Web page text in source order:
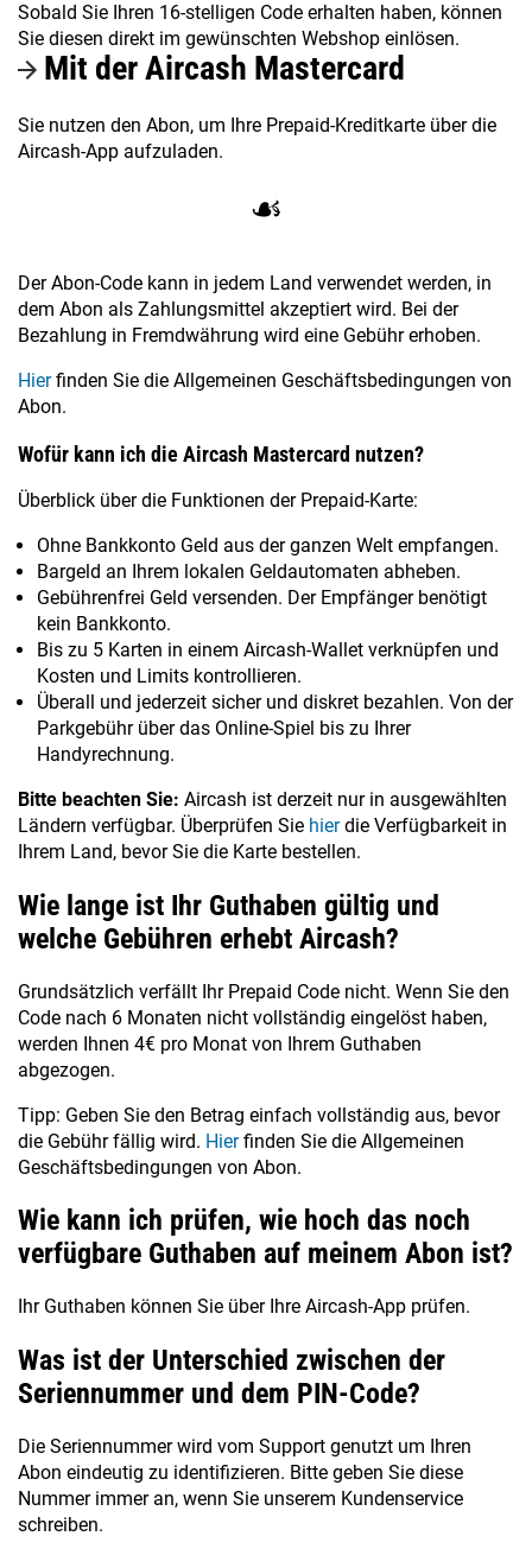
Sobald Sie Ihren 16-stelligen Code erhalten haben, können
Sie diesen direkt im gewünschten Webshop einlösen.
Mit der Aircash Mastercard
Sie nutzen den Abon, um Ihre Prepaid-Kreditkarte über die
Aircash-App aufzuladen.
☙
Der Abon-Code kann in jedem Land verwendet werden, in
dem Abon als Zahlungsmittel akzeptiert wird. Bei der
Bezahlung in Fremdwährung wird eine Gebühr erhoben.
Hierfinden Sie die Allgemeinen Geschäftsbedingungen von
Abon.
Wofür kann ich die Aircash Mastercard nutzen?
Überblick über die Funktionen der Prepaid-Karte:
Ohne Bankkonto Geld aus der ganzen Welt empfangen.
Bargeld an Ihrem lokalen Geldautomaten abheben.
Gebührenfrei Geld versenden. Der Empfänger benötigt
kein Bankkonto.
Bis zu 5 Karten in einem Aircash-Wallet verknüpfen und
Kosten und Limits kontrollieren.
Überall und jederzeit sicher und diskret bezahlen. Von der
Parkgebühr über das Online-Spiel bis zu Ihrer
Handyrechnung.
Bitte beachten Sie: Aircash ist derzeit nur in ausgewählten
Ländern verfügbar. Überprüfen Sie hierdie Verfügbarkeit in
Ihrem Land, bevor Sie die Karte bestellen.
Wie lange ist Ihr Guthaben gültig und
welche Gebühren erhebt Aircash?
Grundsätzlich verfällt Ihr Prepaid Code nicht. Wenn Sie den
Code nach 6 Monaten nicht vollständig eingelöst haben,
werden Ihnen 4€ pro Monat von Ihrem Guthaben
abgezogen.
Tipp: Geben Sie den Betrag einfach vollständig aus, bevor
die Gebühr fällig wird. Hierfinden Sie die Allgemeinen
Geschäftsbedingungen von Abon.
Wie kann ich prüfen, wie hoch das noch
verfügbare Guthaben auf meinem Abon ist?
Ihr Guthaben können Sie über Ihre Aircash-App prüfen.
Was ist der Unterschied zwischen der
Seriennummer und dem PIN-Code?
Die Seriennummer wird vom Support genutzt um Ihren
Abon eindeutig zu identifizieren. Bitte geben Sie diese
Nummer immer an, wenn Sie unserem Kundenservice
schreiben.